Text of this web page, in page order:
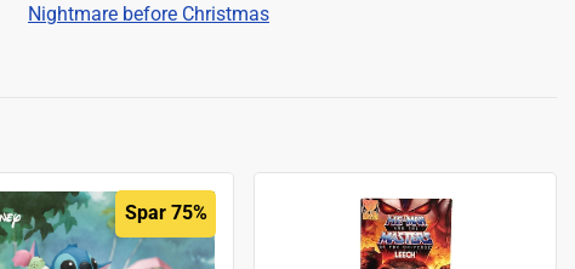
Nightmare before Christmas
Spar 75%